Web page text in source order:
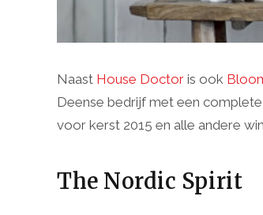
Naast House Doctor is ook
Deense bedrijf met een
voor kerst 2015 en alle andere
The Nordic Spirit